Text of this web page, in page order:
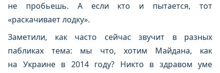
не пробьешь. А если кто и пытается, тот
«раскачивает лодку».
Заметили, как часто сейчас звучит в разных
пабликах тема: мы что, хотим Майдана, как
на Украине в 2014 году? Никто в здравом уме